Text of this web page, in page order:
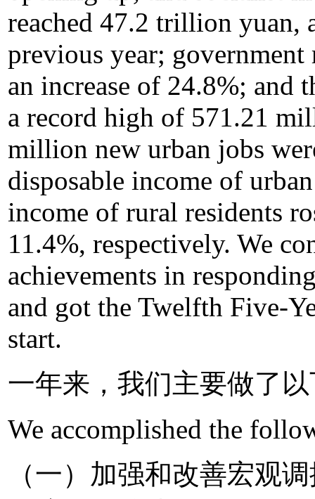
reached 47.2 trillion yuan,
previous year;
an increase of 24.8%; and
a record high of 571.21
million new urban jobs
disposable income of
income of rural residents
11.4%, respectively. We
achievements in
and got the Twelfth Five-
start.
一年来，我们主要做了
We accomplished the
（一）加强和改善宏观